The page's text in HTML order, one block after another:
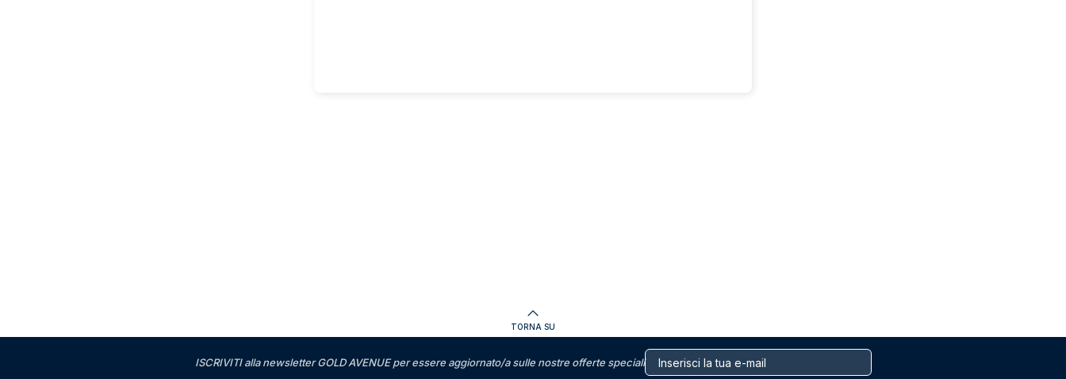
TORNA SU
ISCRIVITI alla newsletter GOLD AVENUE per essere aggiornato/a sulle nostre offerte speciali